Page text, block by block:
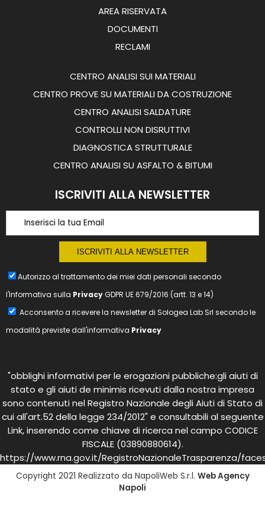
AREA RISERVATA
DOCUMENTI
RECLAMI
CENTRO ANALISI SUI MATERIALI
CENTRO PROVE SU MATERIALI DA COSTRUZIONE
CENTRO ANALISI SALDATURE
CONTROLLI NON DISRUTTIVI
DIAGNOSTICA STRUTTURALE
CENTRO ANALISI SU ASFALTO & BITUMI
ISCRIVITI ALLA NEWSLETTER
Autorizzo al trattamento dei miei dati personali secondo
l'Informativa sulla PrivacyGDPR UE 679/2016 (artt. 13 e 14)
Acconsento a ricevere la newsletter di Sologea Lab Srl secondo le
modalità previste dall'informativa Privacy
"obblighi informativi per le erogazioni pubbliche:gli aiuti di
stato e gli aiuti de minimis ricevuti dalla nostra impresa
sono contenuti nel Registro Nazionale degli Aiuti di Stato di
cui all'art.52 della legge 234/2012" e consultabili al seguente
Link, inserendo come chiave di ricerca nel campo CODICE
FISCALE (03890880614).
https://www.rna.gov.it/RegistroNazionaleTrasparenza/
Copyright 2021 Realizzato da NapoliWeb S.r.l. Web Agency
Napoli